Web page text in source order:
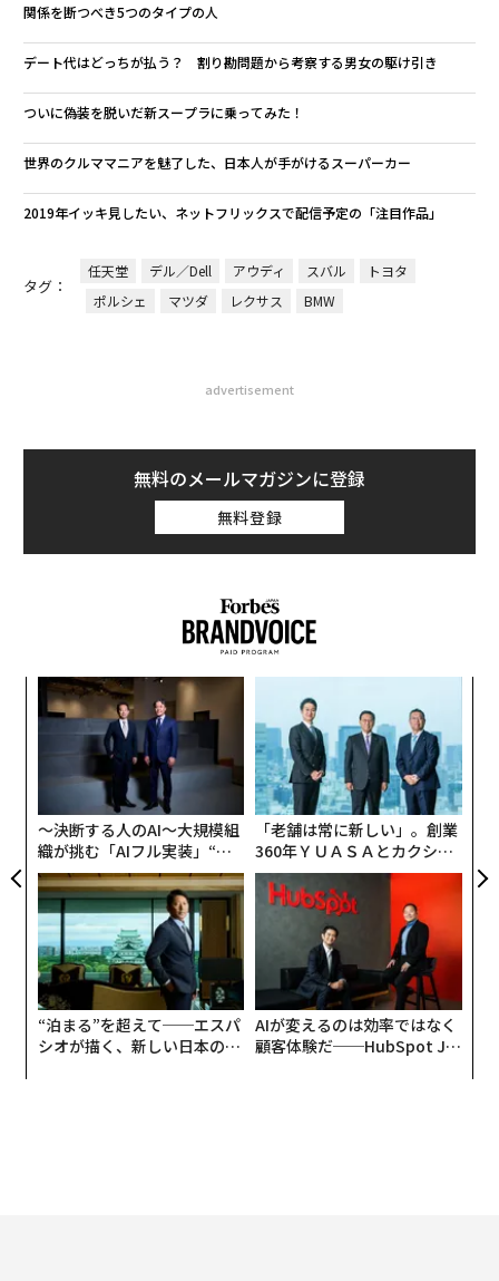
関係を断つべき5つのタイプの人
デート代はどっちが払う？ 割り勘問題から考察する男女の駆け引き
ついに偽装を脱いだ新スープラに乗ってみた！
世界のクルママニアを魅了した、日本人が手がけるスーパーカー
2019年イッキ見したい、ネットフリックスで配信予定の「注目作品」
タグ：
任天堂 デル／Dell アウディ スバル
トヨタ
ポルシェ
マツダ レクサス BMW
advertisement
無料のメールマガジンに登録
無料登録
〜決断する人のAI〜大規模組
織が挑む「AIフル実装」“使
う”企業から“動く”企業へ【N
TTドコモビジネス×PwC】
「老舗は常に新しい」。創業
360年ＹＵＡＳＡとカクシン
CEO田尻望が語る、AIを超え
る人の価値
“泊まる”を超えて──エスパ
シオが描く、新しい日本のラ
AIが変えるのは効率ではなく
顧客体験だ──HubSpot Ja